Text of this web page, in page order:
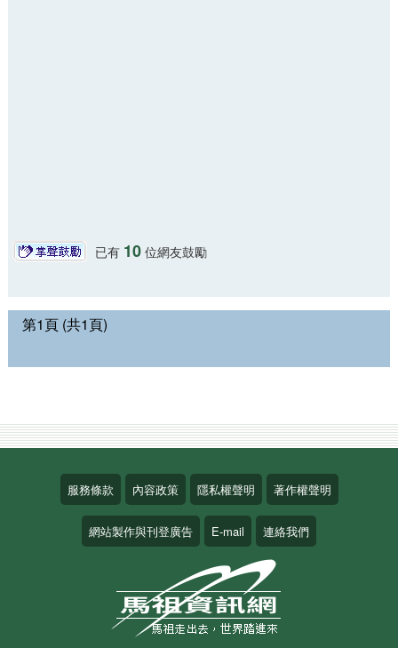
已有 10位網友鼓勵
第1頁 (共1頁)
服務條款 內容政策 隱私權聲明 著作權聲明
網站製作與刊登廣告 E-mail 連絡我們